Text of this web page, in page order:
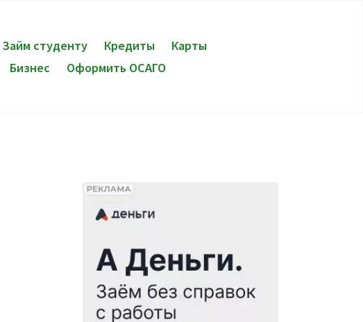
Займ студенту Кредиты
Карты
Бизнес Оформить ОСАГО